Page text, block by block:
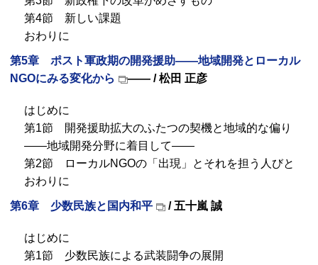
第4節 新しい課題
おわりに
第5章 ポスト軍政期の開発援助――地域開発とローカル
NGOにみる変化から ―― / 松田 正彦
はじめに
第1節 開発援助拡大のふたつの契機と地域的な偏り
――地域開発分野に着目して――
第2節 ローカルNGOの「出現」とそれを担う人びと
おわりに
第6章 少数民族と国内和平 / 五十嵐 誠
はじめに
第1節 少数民族による武装闘争の展開